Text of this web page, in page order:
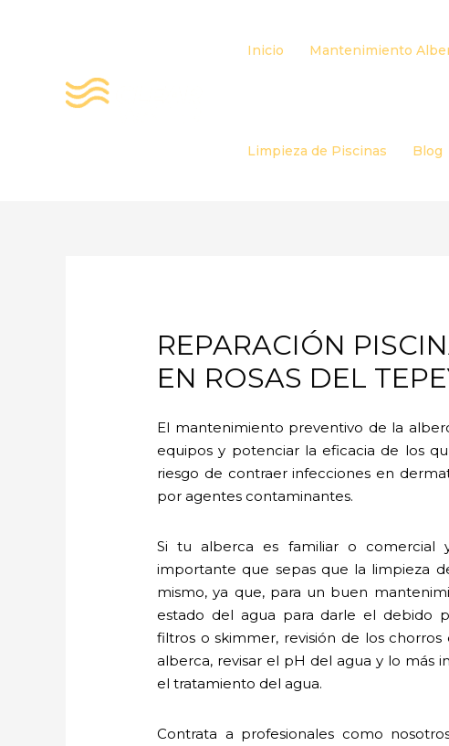
Inicio Mantenimiento
Limpieza de Piscinas Blog
REPARACIÓN
EN ROSAS DEL
El mantenimiento preventivo de la
equipos y potenciar la eficacia de los
riesgo de contraer infecciones en
por agentes contaminantes.
Si tu alberca es familiar o comercial
importante que sepas que la limpieza
mismo, ya que, para un buen
estado del agua para darle el debido
filtros o skimmer, revisión de los
alberca, revisar el pH del agua y lo más
el tratamiento del agua.
Contrata a profesionales como